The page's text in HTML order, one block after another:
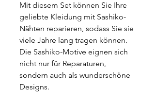
Mit diesem Set können Sie Ihre
geliebte Kleidung mit Sashiko-
Nähten reparieren, sodass Sie sie
viele Jahre lang tragen können.
Die Sashiko-Motive eignen sich
nicht nur für Reparaturen,
sondern auch als wunderschöne
Designs.